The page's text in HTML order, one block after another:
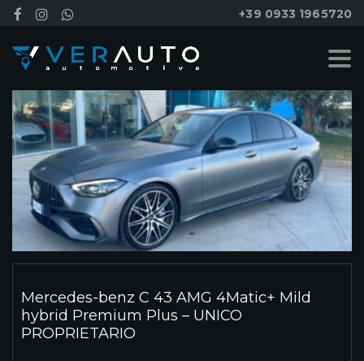
+39 0933 1965720
Mercedes-benz C 43 AMG 4Matic+ Mild
hybrid Premium Plus – UNICO
PROPRIETARIO